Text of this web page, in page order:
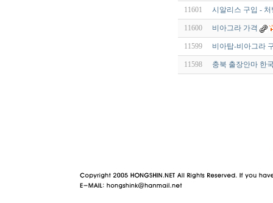
11601 시알리스 구입 -
11600 비아그라 가격
11599 비아탑-비아그라
11598 충북 출장안마 한